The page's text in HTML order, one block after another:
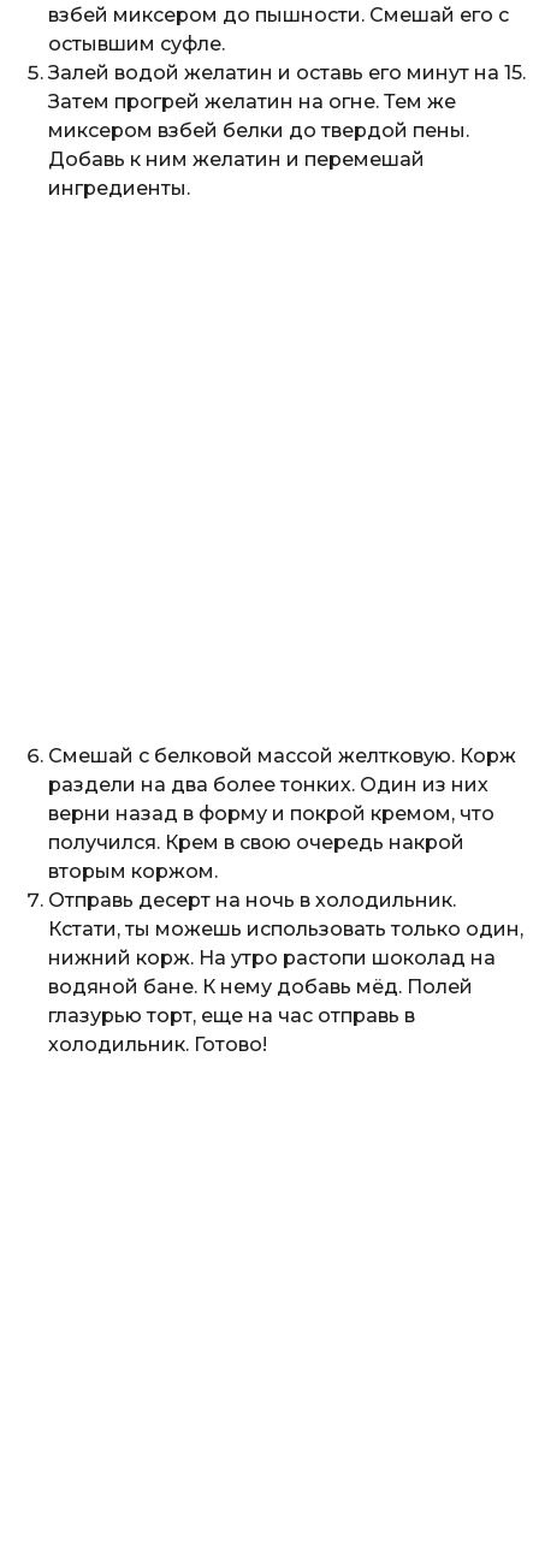
взбей миксером до пышности. Смешай его с
остывшим суфле.
Залей водой желатин и оставь его минут на 15.
Затем прогрей желатин на огне. Тем же
миксером взбей белки до твердой пены.
Добавь к ним желатин и перемешай
ингредиенты.
Смешай с белковой массой желтковую. Корж
раздели на два более тонких. Один из них
верни назад в форму и покрой кремом, что
получился. Крем в свою очередь накрой
вторым коржом.
Отправь десерт на ночь в холодильник.
Кстати, ты можешь использовать только один,
нижний корж. На утро растопи шоколад на
водяной бане. К нему добавь мёд. Полей
глазурью торт, еще на час отправь в
холодильник. Готово!